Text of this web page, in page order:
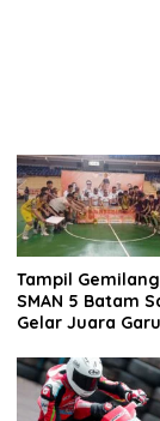
Tampil
SMAN 5 Batam
Gelar Juara
2026